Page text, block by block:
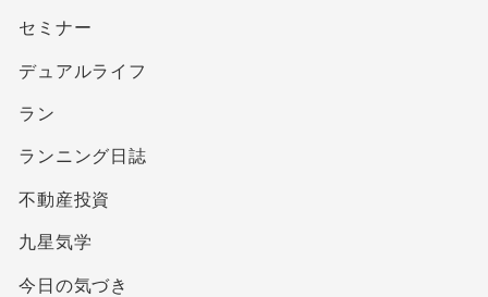
セミナー
デュアルライフ
ラン
ランニング日誌
不動産投資
九星気学
今日の気づき